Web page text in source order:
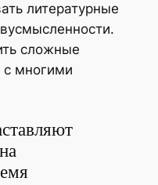
литературные
сложные
многими